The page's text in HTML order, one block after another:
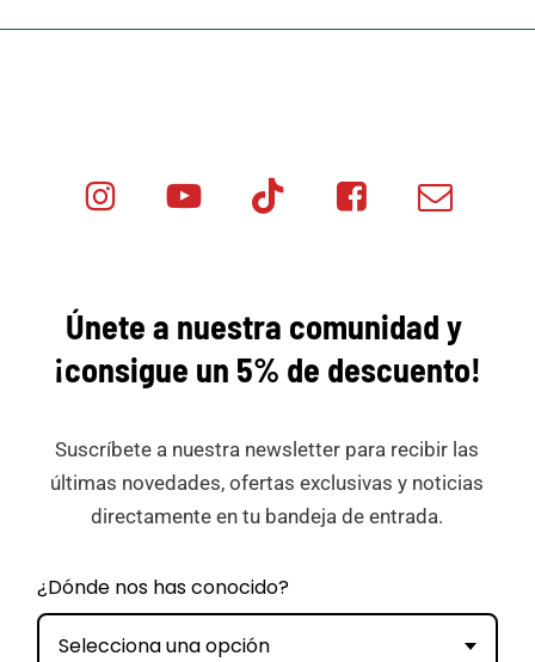
Minicar Tok
Minicar Minicar
Únete a nuestra comunidad y
¡consigue un 5% de descuento!
Suscríbete a nuestra newsletter para recibir las
últimas novedades, ofertas exclusivas y noticias
directamente en tu bandeja de entrada.
¿Dónde nos has conocido?
Selecciona una opción